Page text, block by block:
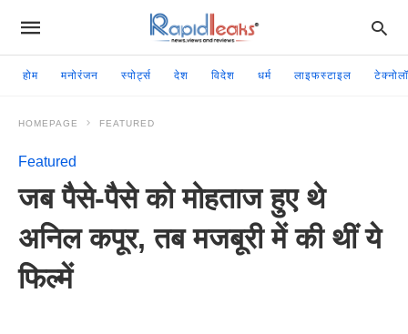
होम मनोरंजन स्पोर्ट्स देश विदेश धर्म लाइफस्टाइल
HOMEPAGE FEATURED
Featured
जब पैसे-पैसे को मोहताज हुए थे
अनिल कपूर, तब मजबूरी में की थीं ये
फिल्में